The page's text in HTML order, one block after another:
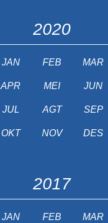
2020
JAN FEB MAR
APR MEI JUN
JUL AGT SEP
OKT NOV DES
2017
JAN FEB MAR